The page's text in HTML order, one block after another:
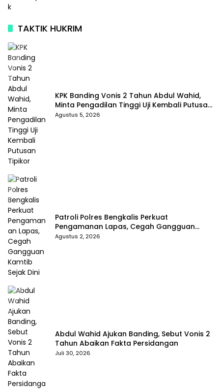
TAKTIK HUKRIM
KPK Banding Vonis 2 Tahun Abdul Wahid,
Minta Pengadilan Tinggi Uji Kembali Putusan
Tipikor
Agustus 5, 2026
Patroli Polres Bengkalis Perkuat
Pengamanan Lapas, Cegah Gangguan
Kamtib Sejak Dini
Agustus 2, 2026
Abdul Wahid Ajukan Banding, Sebut Vonis 2
Tahun Abaikan Fakta Persidangan
Juli 30, 2026